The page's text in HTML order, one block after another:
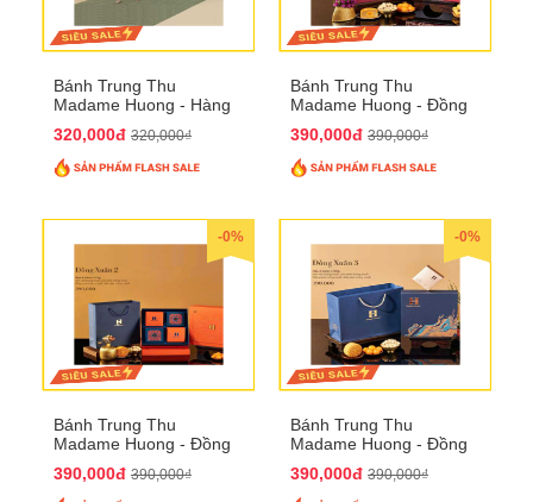
Bánh Trung Thu
Madame Huong - Hàng
320,000đ 320,000₫
Bánh Trung Thu
Madame Huong - Đồng
390,000đ 390,000₫
-0%
Bánh Trung Thu
Madame Huong - Đồng
390,000đ 390,000₫
-0%
Bánh Trung Thu
Madame Huong - Đồng
390,000đ 390,000₫